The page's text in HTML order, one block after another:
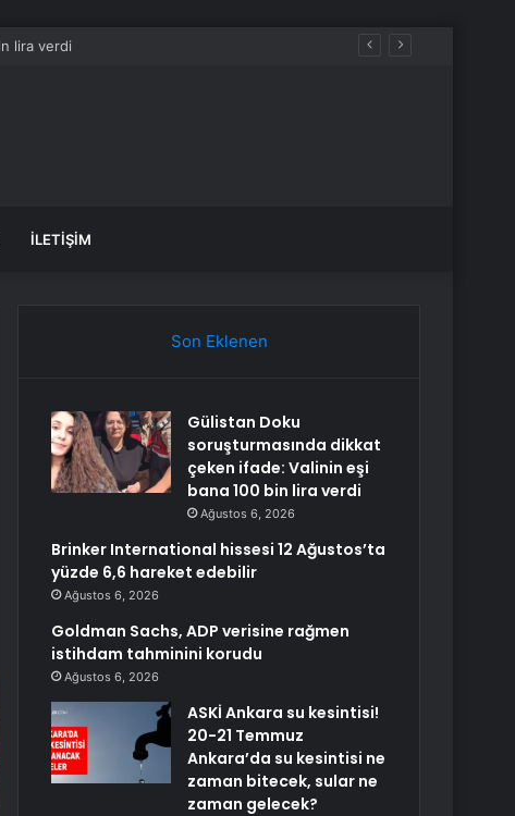
İLETIŞIM
Son Eklenen
Gülistan Doku
soruşturmasında dikkat
çeken ifade: Valinin eşi
bana 100 bin lira verdi
Ağustos 6, 2026
Brinker International hissesi 12 Ağustos’ta
yüzde 6,6 hareket edebilir
Ağustos 6, 2026
Goldman Sachs, ADP verisine rağmen
istihdam tahminini korudu
Ağustos 6, 2026
ASKİ Ankara su kesintisi!
20-21 Temmuz
Ankara’da su kesintisi ne
zaman bitecek, sular ne
zaman gelecek?